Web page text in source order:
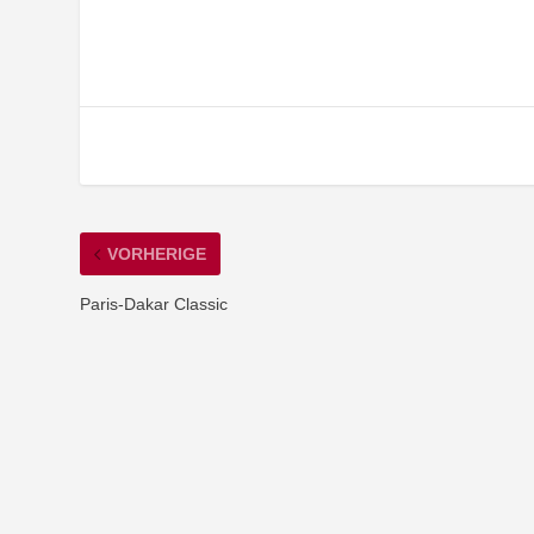
VORHERIGE
Paris-Dakar Classic